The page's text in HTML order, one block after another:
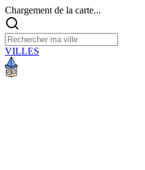
Chargement de la carte...
VILLES